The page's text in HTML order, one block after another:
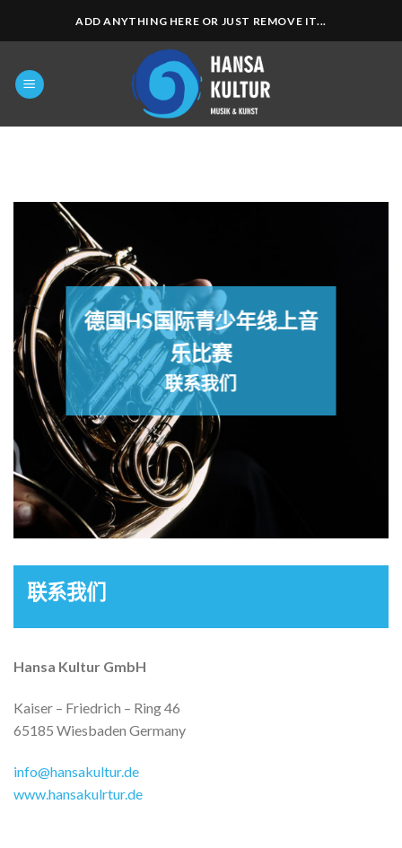
ADD ANYTHING HERE OR JUST REMOVE IT...
德国HS国际青少年线上音
乐比赛
联系我们
联系我们
Hansa Kultur GmbH
Kaiser – Friedrich – Ring 46
65185 Wiesbaden Germany
info@hansakultur.de
www.hansakulrtur.de